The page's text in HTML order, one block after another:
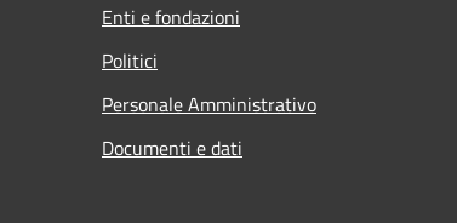
Enti e fondazioni
Politici
Personale Amministrativo
Documenti e dati